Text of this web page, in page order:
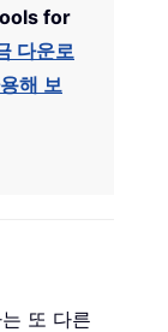
for
다운로
해 보
또 다른